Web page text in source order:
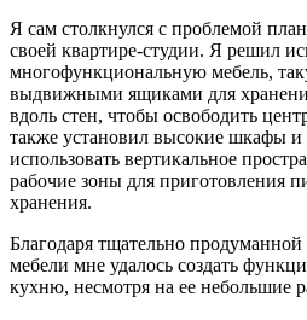
Я сам столкнулся с проблемой
своей квартире-студии. Я решил
многофункциональную мебель,
выдвижными ящиками для
вдоль стен, чтобы освободить
также установил высокие шкафы
использовать вертикальное
рабочие зоны для приготовления
хранения.
Благодаря тщательно
мебели мне удалось создать
кухню, несмотря на ее небольшие